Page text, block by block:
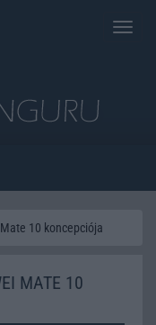
Toggle
10 koncepciója
MATE 10